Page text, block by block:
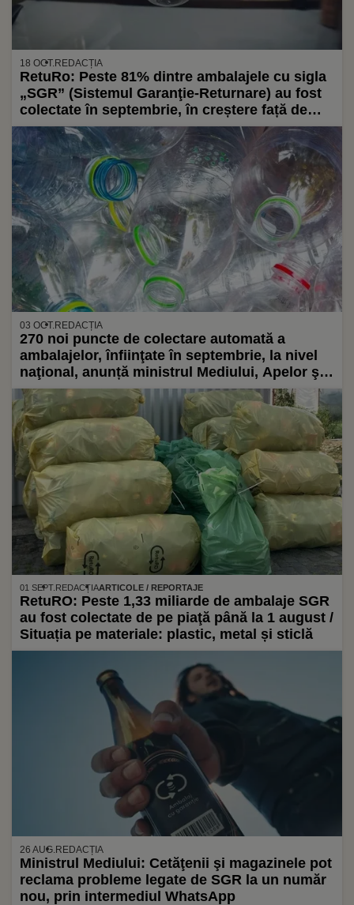
18 OCT.REDACȚIA
RetuRo: Peste 81% dintre ambalajele cu sigla
„SGR” (Sistemul Garanţie-Returnare) au fost
colectate în septembrie, în creștere față de
august
03 OCT.REDACȚIA
270 noi puncte de colectare automată a
ambalajelor, înfiinţate în septembrie, la nivel
naţional, anunță ministrul Mediului, Apelor şi
Pădurilor
01 SEPT. REDACȚIAARTICOLE / REPORTAJE
RetuRO: Peste 1,33 miliarde de ambalaje SGR
au fost colectate de pe piaţă până la 1 august /
Situația pe materiale: plastic, metal și sticlă
26 AUG. REDACȚIA
Ministrul Mediului: Cetăţenii şi magazinele pot
reclama probleme legate de SGR la un număr
nou, prin intermediul WhatsApp